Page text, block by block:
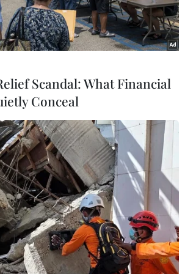
89.
của Italy đã qua đời đêm 14/2.
(Nguồn: La Repubblica)
Scandal: What Financial
Conceal